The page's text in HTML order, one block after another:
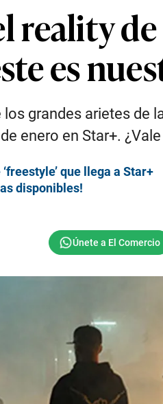
reality de
es
grandes arietes de
enero en Star+.
que llega a Star+
disponibles!